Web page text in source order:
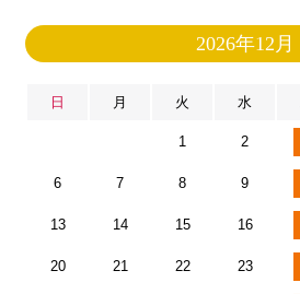
2026年12月
日 月 火 水
1 2
6 7 8 9
13 14 15 16
20 21 22 23